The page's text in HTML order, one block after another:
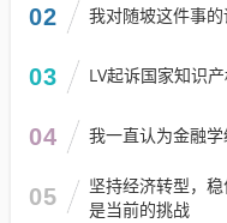
02 我对随坡这件事
03 LV起诉国家知识
04 我一直认为金融
05
坚持经济转型，
是当前的挑战